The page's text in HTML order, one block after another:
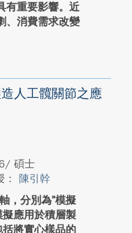
有重要影響。近
、消費需求改變
人工髖關節之應
碩士
： 陳引幹
，分別為”模擬
擬應用於積層製
將實心樣品的